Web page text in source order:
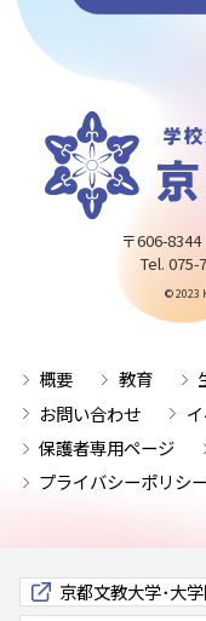
〒606-
Tel.
© 2023
概要 教育
お問い合わせ
保護者専用ページ
プライバシーポリシー
京都文教大学･大